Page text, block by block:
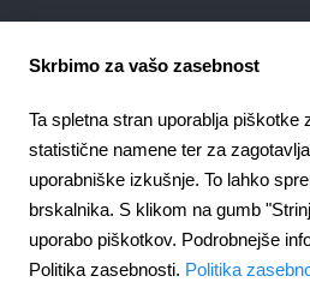
Portal podpore
4.6 924отзыва
Slovenia
Skrbimo za vašo zasebnost
Ta spletna stran uporablja piškotke
statistične namene ter za
uporabniške izkušnje. To lahko
brskalnika. S klikom na gumb
uporabo piškotkov. Podrobnejše
Politika zasebnosti. Politika